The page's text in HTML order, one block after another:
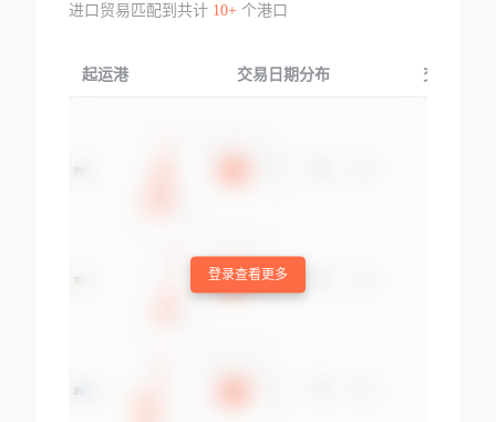
进口贸易匹配到共计 10+个港口
起运港 交易日期分布 交易产品
登录查看更多